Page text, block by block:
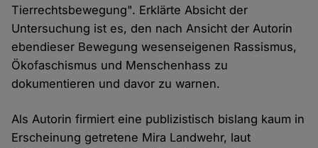
Tierrechtsbewegung". Erklärte Absicht der
Untersuchung ist es, den nach Ansicht der Autorin
ebendieser Bewegung wesenseigenen Rassismus,
Ökofaschismus und Menschenhass zu
dokumentieren und davor zu warnen.
Als Autorin firmiert eine publizistisch bislang kaum in
Erscheinung getretene Mira Landwehr, laut